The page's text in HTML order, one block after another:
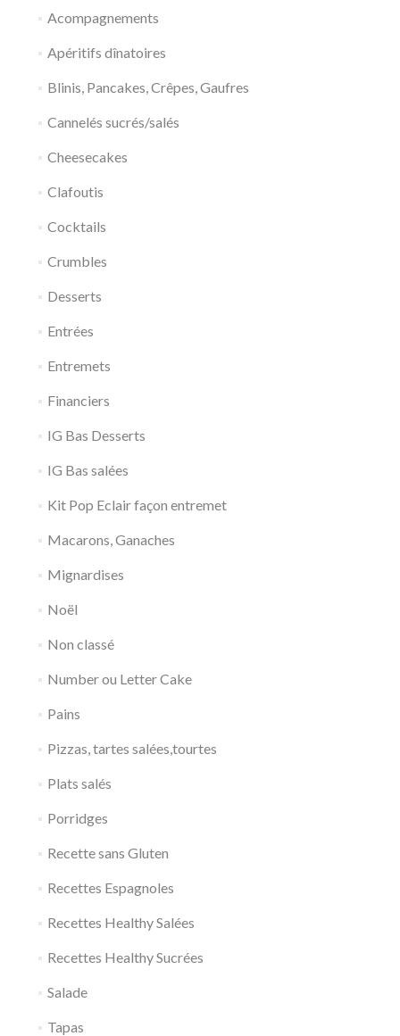
Acompagnements
Apéritifs dînatoires
Blinis, Pancakes, Crêpes, Gaufres
Cannelés sucrés/salés
Cheesecakes
Clafoutis
Cocktails
Crumbles
Desserts
Entrées
Entremets
Financiers
IG Bas Desserts
IG Bas salées
Kit Pop Eclair façon entremet
Macarons, Ganaches
Mignardises
Noël
Non classé
Number ou Letter Cake
Pains
Pizzas, tartes salées,tourtes
Plats salés
Porridges
Recette sans Gluten
Recettes Espagnoles
Recettes Healthy Salées
Recettes Healthy Sucrées
Salade
Tapas